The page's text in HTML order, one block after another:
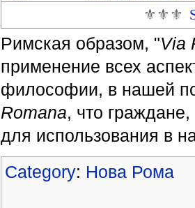
⚜⚜⚜
Римская образом, "Via
применение всех
философии, в нашей
Romana, что
для использования в
Category: Нова Рома